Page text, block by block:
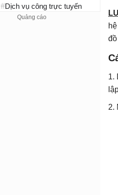
1.
2.
#Dịch vụ công trực tuyến